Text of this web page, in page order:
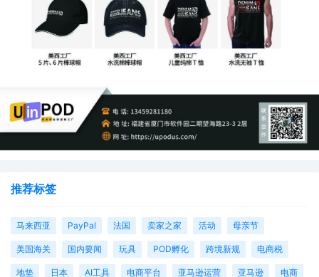
推荐标签
马来西亚 PayPal 法国 卖家之家 活动 母亲节
美国海关 国内要闻 玩具 POD孵化 跨境新规 电商税
地垫 日本 AI工具 电商平台 亚马逊运营 亚马逊 电商